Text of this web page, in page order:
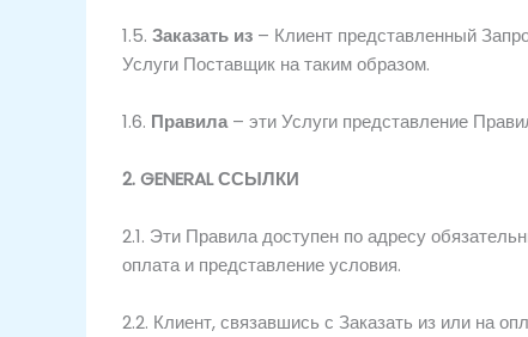
1.5. Заказать из – Клиент представленный
Услуги Поставщик натаким образом.
1.6. Правила– этиУслуги представление
2.GENERALССЫЛКИ
2.1. Эти Правиладоступен по адресу
оплатаи представлениеусловия.
2.2. Клиент,связавшись с Заказать из или на